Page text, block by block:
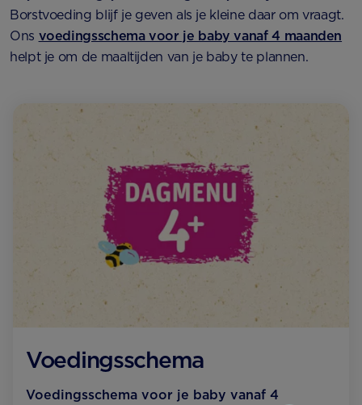
Borstvoeding blijf je geven als je kleine daar om vraagt.
Ons voedingsschema voor je baby vanaf 4 maanden
helpt je om de maaltijden van je baby te plannen.
Voedingsschema
Voedingsschema voor je baby vanaf 4